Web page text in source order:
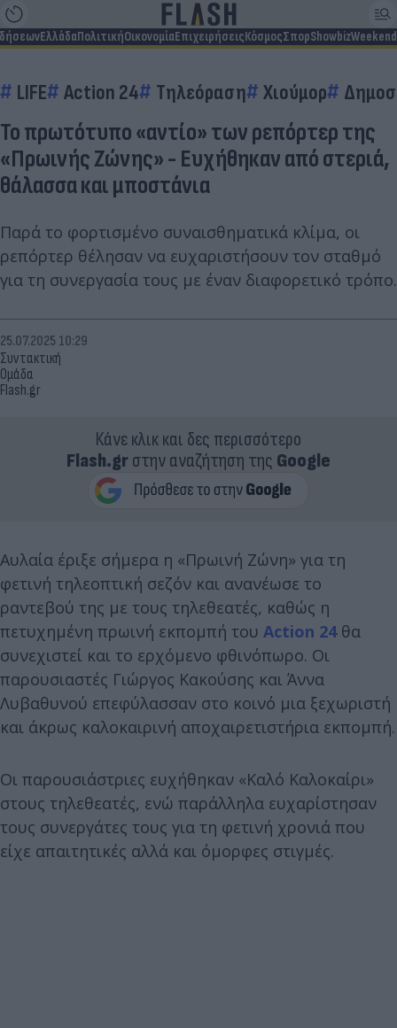
ΕλλάδαΠολιτικήΟικονομίαΕπιχειρήσειςΚόσμοςΣπορShowbizWeekend
LIFE Action 24 Τηλεόραση Χιούμορ
Το πρωτότυπο «αντίο» των ρεπόρτερ της
«Πρωινής Ζώνης» - Ευχήθηκαν από στεριά,
θάλασσα και μποστάνια
Παρά το φορτισμένο συναισθηματικά κλίμα, οι
ρεπόρτερ θέλησαν να ευχαριστήσουν τον σταθμό
για τη συνεργασία τους με έναν διαφορετικό τρόπο.
Συντακτική
Ομάδα
Flash.gr
25.07.2025 10:29
Κάνε κλικ και δες περισσότερο
Flash.grστην αναζήτηση της Google
Αυλαία έριξε σήμερα η «Πρωινή Ζώνη» για τη
φετινή τηλεοπτική σεζόν και ανανέωσε το
ραντεβού της με τους τηλεθεατές, καθώς η
πετυχημένη πρωινή εκπομπή του Action 24θα
συνεχιστεί και το ερχόμενο φθινόπωρο. Οι
παρουσιαστές Γιώργος Κακούσης και Άννα
Λυβαθυνού επεφύλασσαν στο κοινό μια ξεχωριστή
και άκρως καλοκαιρινή αποχαιρετιστήρια εκπομπή.
Οι παρουσιάστριες ευχήθηκαν «Καλό Καλοκαίρι»
στους τηλεθεατές, ενώ παράλληλα ευχαρίστησαν
τους συνεργάτες τους για τη φετινή χρονιά που
είχε απαιτητικές αλλά και όμορφες στιγμές.